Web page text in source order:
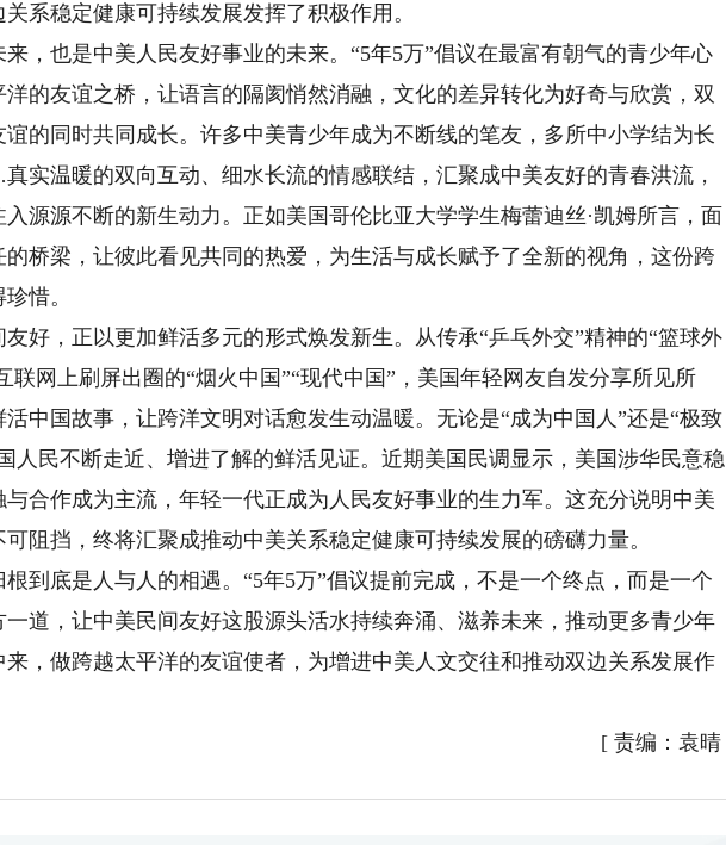
系稳定健康可持续发展发挥了积极作用。
也是中美人民友好事业的未来。“5年5万”倡议在最富有朝气的青少年心
的友谊之桥，让语言的隔阂悄然消融，文化的差异转化为好奇与欣赏，双
的同时共同成长。许多中美青少年成为不断线的笔友，多所中小学结为长
实温暖的双向互动、细水长流的情感联结，汇聚成中美友好的青春洪流，
源源不断的新生动力。正如美国哥伦比亚大学学生梅蕾迪丝·凯姆所言，面
桥梁，让彼此看见共同的热爱，为生活与成长赋予了全新的视角，这份跨
惜。
，正以更加鲜活多元的形式焕发新生。从传承“乒乓外交”精神的“篮球外
联网上刷屏出圈的“烟火中国”“现代中国”，美国年轻网友自发分享所见所
中国故事，让跨洋文明对话愈发生动温暖。无论是“成为中国人”还是“极致
人民不断走近、增进了解的鲜活见证。近期美国民调显示，美国涉华民意稳
合作成为主流，年轻一代正成为人民友好事业的生力军。这充分说明中美
阻挡，终将汇聚成推动中美关系稳定健康可持续发展的磅礴力量。
底是人与人的相遇。“5年5万”倡议提前完成，不是一个终点，而是一个
道，让中美民间友好这股源头活水持续奔涌、滋养未来，推动更多青少年
，做跨越太平洋的友谊使者，为增进中美人文交往和推动双边关系发展作
[ 责编：袁晴